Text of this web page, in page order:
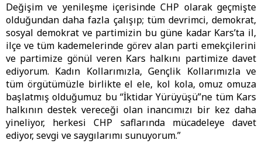
Değişim ve yenileşme içerisinde CHP olarak geçmişte
olduğundan daha fazla çalışıp; tüm devrimci, demokrat,
sosyal demokrat ve partimizin bu güne kadar Kars’ta il,
ilçe ve tüm kademelerinde görev alan parti emekçilerini
ve partimize gönül veren Kars halkını partimize davet
ediyorum. Kadın Kollarımızla, Gençlik Kollarımızla ve
tüm örgütümüzle birlikte el ele, kol kola, omuz omuza
başlatmış olduğumuz bu “İktidar Yürüyüşü”ne tüm Kars
halkının destek vereceği olan inancımızı bir kez daha
yineliyor, herkesi CHP saflarında mücadeleye davet
ediyor, sevgi ve saygılarımı sunuyorum.”